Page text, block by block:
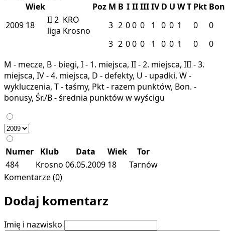
Wiek Poz M B I IIIIIIV D U WT Pkt Bon
2009 18 II2
liga
KRO
Krosno
3 2 00 0 1 0 0 1 0
0
3 2 00 0 1 0 0 1 0
0
M - mecze, B - biegi, I - 1. miejsca, II - 2. miejsca, III - 3.
miejsca, IV - 4. miejsca, D - defekty, U - upadki, W -
wykluczenia, T - taśmy, Pkt - razem punktów, Bon. -
bonusy, Śr./B - średnia punktów w wyścigu
Numer Klub Data Wiek
Tor
484
Krosno 06.05.2009 18
Tarnów
Komentarze (0)
Dodaj komentarz
Imię i nazwisko